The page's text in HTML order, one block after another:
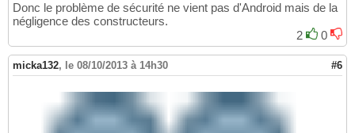
Donc le problème de sécurité ne vient pas d'Android mais de la
négligence des constructeurs.
2
0
micka132, le 08/10/2013 à 14h30 #6